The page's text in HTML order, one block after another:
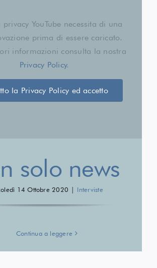
privacy YouTube necessita di una
prima di essere caricato.
informazioni consulta la nostra
Privacy Policy.
la Privacy Policy ed accetto
solo news
14 Ottobre 2020 | Interviste
Continua a leggere